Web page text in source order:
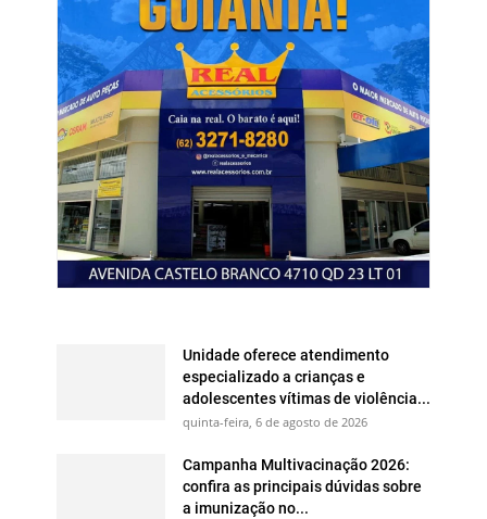
Unidade oferece atendimento
especializado a crianças e
adolescentes vítimas de violência...
quinta-feira, 6 de agosto de 2026
Campanha Multivacinação 2026:
confira as principais dúvidas sobre
a imunização no...